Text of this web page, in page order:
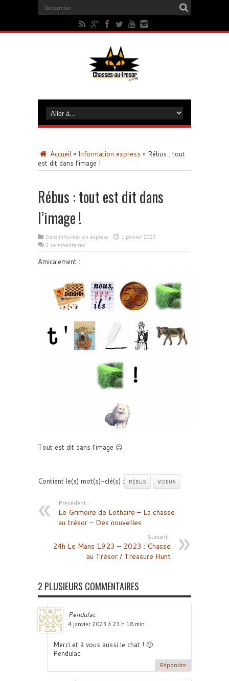
Accueil » Information express » Rébus : tout
est dit dans l’image !
Rébus : tout est dit dans
l’image !
Dans Information express
1 janvier 2023
2 commentaires
Amicalement :
Tout est dit dans l’image 😉
Contient le(s) mot(s)-clé(s) : RÉBUS VOEUX
Précédent :
Le Grimoire de Lothaire – La chasse
au trésor – Des nouvelles
Suivant :
24h Le Mans 1923 – 2023 : Chasse
au Trésor / Treasure Hunt
2 PLUSIEURS COMMENTAIRES
Pendulac
4 janvier 2023 à 23 h 18 min
Merci et à vous aussi le chat ! 🙂
Pendulac
Répondre